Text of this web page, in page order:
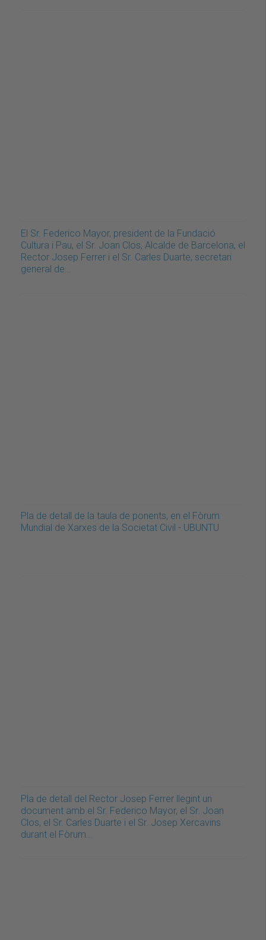
El Sr. Federico Mayor, president de la Fundació
Cultura i Pau, el Sr. Joan Clos, Alcalde de Barcelona, el
Rector Josep Ferrer i el Sr. Carles Duarte, secretari
general de…
Pla de detall de la taula de ponents, en el Fòrum
Mundial de Xarxes de la Societat Civil - UBUNTU
Pla de detall del Rector Josep Ferrer llegint un
document amb el Sr. Federico Mayor, el Sr. Joan
Clos, el Sr. Carles Duarte i el Sr. Josep Xercavins
durant el Fòrum…